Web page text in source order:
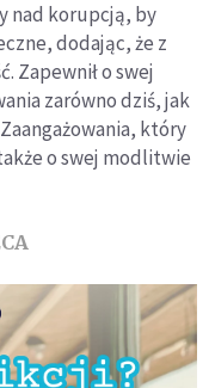
nad korupcją, by
dodając, że z
Zapewnił o swej
zarówno dziś, jak
który
o swej modlitwie